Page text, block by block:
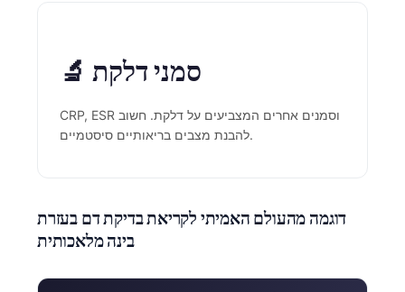
🔬 סמני דלקת
CRP, ESR וסמנים אחרים המצביעים על דלקת. חשוב
להבנת מצבים בריאותיים סיסטמיים.
דוגמה מהעולם האמיתי לקריאת בדיקת דם בעזרת
בינה מלאכותית
اردو
தமிழ்
ગુજરાતી
ಕನ್ನಡ